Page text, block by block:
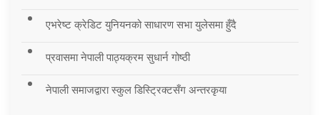
एभरेष्ट क्रेडिट युनियनको साधारण सभा युलेसमा हुँदै
प्रवासमा नेपाली पाठ्यक्रम सुधार्न गोष्ठी
नेपाली समाजद्वारा स्कुल डिस्ट्रिक्टसँग अन्तरकृया